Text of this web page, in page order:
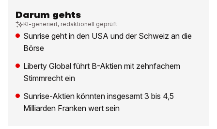
Darum gehts
KI-generiert, redaktionell geprüft
Sunrise geht in den USA und der Schweiz an die
Börse
Liberty Global führt B-Aktien mit zehnfachem
Stimmrecht ein
Sunrise-Aktien könnten insgesamt 3 bis 4,5
Milliarden Franken wert sein